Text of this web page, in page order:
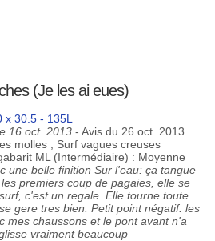
(Je les ai eues)
30.5 - 135L
16 oct. 2013 - Avis du 26 oct. 2013
molles ; Surf vagues creuses
ML (Intermédiaire) : Moyenne
une belle finition Sur l'eau: ça tangue
premiers coup de pagaies, elle se
c'est un regale. Elle tourne toute
gere tres bien. Petit point négatif: les
mes chaussons et le pont avant n'a
vraiment beaucoup